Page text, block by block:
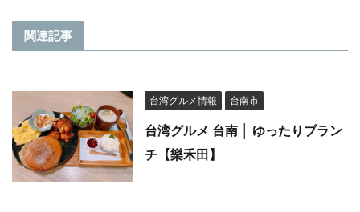
関連記事
台湾グルメ情報 台南市
台湾グルメ 台南 │ ゆったりブラン
チ【樂禾田】